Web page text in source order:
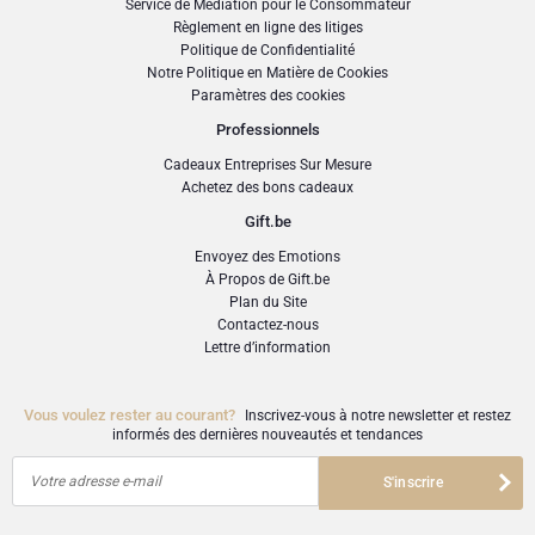
Présenté dans un emballage chic et festif, le Coffret The Perfect Serve de The
Mocktail Club est le cadeau idéal pour ceux qui souhaitent célébrer avec
élégance, naturellement et sans alcool.
de sureau. Un équilibre délicieux entre le sucré et l'acidulé, idéal avec des
salades et des plats légers. Imaginez une garden-party dans un verre — frais,
raffiné et irrésistiblement rafraîchissant.
Mocktail sans alcool à base de jus de citron vert, de basilic et de fleur de
Parfait en apéritif rafraîchissant ou pour accompagner des plats légers comme
des salades. Servir entre 0 et 15°C, bien frais pour un arôme optimal. Idéal pour
l’horeca, les garden-parties ou comme alternative sans alcool haut de gamme.
Vous voulez rester au courant?
Inscrivez-vous à notre newsletter et restez
informés des dernières nouveautés et tendances
Votre adresse e-mail S'inscrire
Service de Médiation pour le Consommateur
Règlement en ligne des litiges
Politique de Confidentialité
Notre Politique en Matière de Cookies
Paramètres des cookies
Professionnels
Cadeaux Entreprises Sur Mesure
Achetez des bons cadeaux
Gift.be
Envoyez des Emotions
À Propos de Gift.be
Plan du Site
Contactez-nous
Lettre d’information